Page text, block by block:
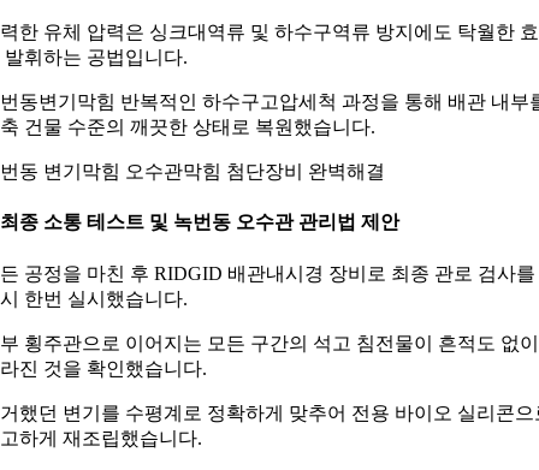
한 유체 압력은 싱크대역류 및 하수구역류 방지에도 탁월한
발휘하는 공법입니다.
동변기막힘 반복적인 하수구고압세척 과정을 통해 배관 내부
건물 수준의 깨끗한 상태로 복원했습니다.
동 변기막힘 오수관막힘 첨단장비 완벽해결
종 소통 테스트 및 녹번동 오수관 관리법 제안
공정을 마친 후 RIDGID 배관내시경 장비로 최종 관로 검사를
한번 실시했습니다.
횡주관으로 이어지는 모든 구간의 석고 침전물이 흔적도 없이
진 것을 확인했습니다.
했던 변기를 수평계로 정확하게 맞추어 전용 바이오 실리콘으
하게 재조립했습니다.